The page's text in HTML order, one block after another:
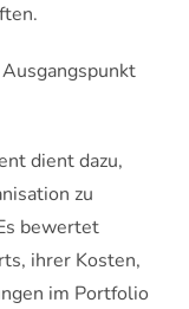
dient dazu,
zu
bewertet
ihrer Kosten,
im Portfolio